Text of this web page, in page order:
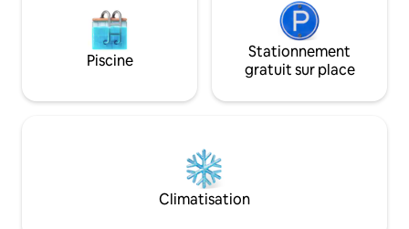
Piscine
Stationnement
gratuit sur place
Climatisation